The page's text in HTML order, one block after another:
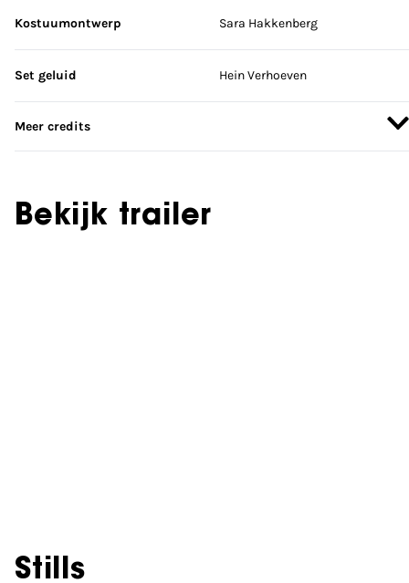
Kostuumontwerp Sara Hakkenberg
Set geluid Hein Verhoeven
Meer credits
Bekijk trailer
Stills